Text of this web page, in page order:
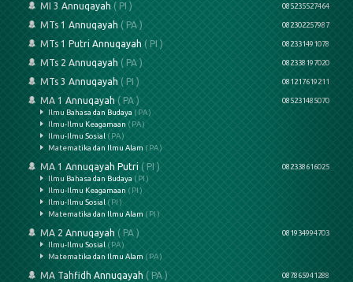
MI 3 Annuqayah ( PI ) 085235527464
MTs 1 Annuqayah ( PA ) 082302257987
MTs 1 Putri Annuqayah ( PI ) 082331491078
MTs 2 Annuqayah ( PA ) 082338197020
MTs 3 Annuqayah ( PI ) 081217619211
MA 1 Annuqayah ( PA )
085231485070
Ilmu Bahasa dan Budaya ( PA )
Ilmu-Ilmu Keagamaan ( PA )
Ilmu-Ilmu Sosial ( PA )
Matematika dan Ilmu Alam ( PA )
MA 1 Annuqayah Putri ( PI )
082338616025
Ilmu Bahasa dan Budaya ( PI )
Ilmu-Ilmu Keagamaan ( PI )
Ilmu-Ilmu Sosial ( PI )
Matematika dan Ilmu Alam ( PI )
MA 2 Annuqayah ( PA )
081934994703
Ilmu-Ilmu Sosial ( PA )
Matematika dan Ilmu Alam ( PA )
MA Tahfidh Annuqayah ( PA )
087865941288